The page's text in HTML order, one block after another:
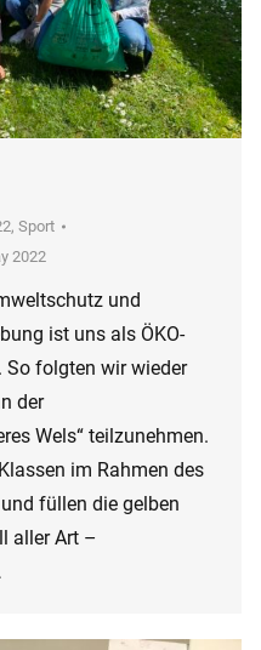
, Sport
2022
und
ist uns als ÖKO-
So folgten wir wieder
der
Wels“ teilzunehmen.
im Rahmen des
füllen die gelben
aller Art –